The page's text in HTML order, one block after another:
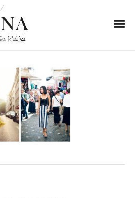
8 grudnia 2013
horz
by